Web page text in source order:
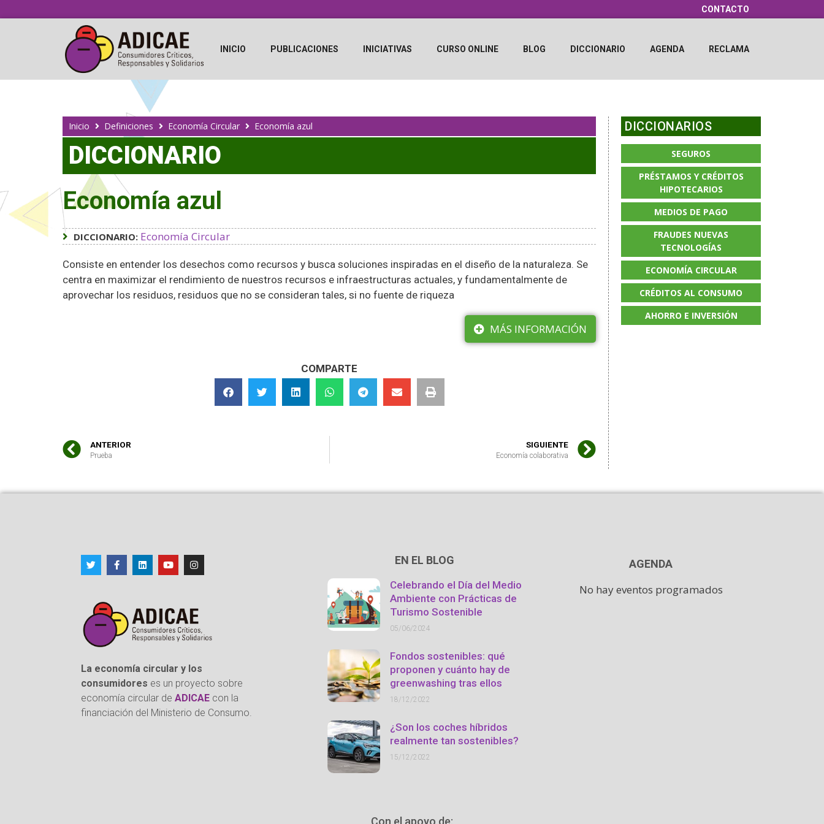
CONTACTO
INICIO PUBLICACIONES INICIATIVAS CURSO ONLINE BLOG DICCIONARIO AGENDA RECLAMA
Inicio Definiciones Economía Circular Economía azul
DICCIONARIO
Economía azul
DICCIONARIO: Economía Circular
Consiste en entender los desechos como recursos y busca soluciones inspiradas en el diseño de la naturaleza. Se
centra en maximizar el rendimiento de nuestros recursos e infraestructuras actuales, y fundamentalmente de
aprovechar los residuos, residuos que no se consideran tales, si no fuente de riqueza
MÁS INFORMACIÓN
COMPARTE
ANTERIOR
Prueba
SIGUIENTE
Economía colaborativa
DICCIONARIOS
SEGUROS
PRÉSTAMOS Y CRÉDITOS
HIPOTECARIOS
MEDIOS DE PAGO
FRAUDES NUEVAS
TECNOLOGÍAS
ECONOMÍA CIRCULAR
CRÉDITOS AL CONSUMO
AHORRO E INVERSIÓN
La economía circular y los
consumidores es un proyecto sobre
economía circular de ADICAE con la
financiación del Ministerio de Consumo.
EN EL BLOG
Celebrando el Día del Medio
Ambiente con Prácticas de
Turismo Sostenible
05/06/2024
Fondos sostenibles: qué
proponen y cuánto hay de
greenwashing tras ellos
18/12/2022
¿Son los coches híbridos
realmente tan sostenibles?
15/12/2022
AGENDA
No hay eventos programados
Con el apoyo de: